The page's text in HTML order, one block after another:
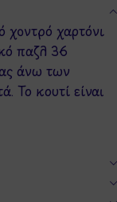
χαρτόνι
παζλ 36
άνω των
Το κουτί είναι